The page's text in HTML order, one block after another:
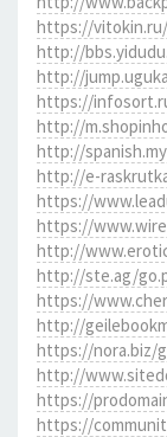
https://
http://
http://
https://
http://
http://
http://e-
https://
https://
http://
http://ste.ag/
https://
http://
https://nora.biz/
http://
https://
https://